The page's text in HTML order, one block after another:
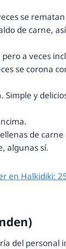
se
de carne,
a veces
se corona
Simple y
de carne
algunas sí.
en Halkidiki:
del